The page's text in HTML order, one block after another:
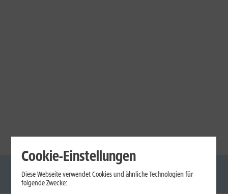
Glasfaser Internet Handys
Mobilfunk-
Laptops
Cookie-Einstellungen
Diese Webseite verwendet Cookies und ähnliche Technologien für
folgende Zwecke: